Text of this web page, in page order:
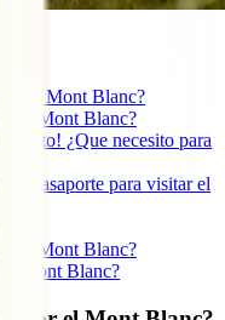
el Mont Blanc?
el Mont Blanc?
¿Que necesito para
pasaporte para visitar el
del Mont Blanc?
el Mont Blanc?